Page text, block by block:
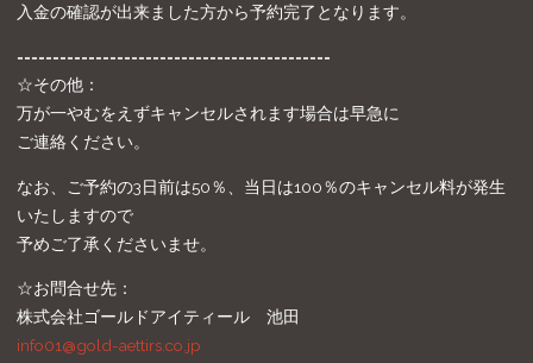
入金の確認が出来ました方から予約完了となります。
============================================
☆その他：
万が一やむをえずキャンセルされます場合は早急に
ご連絡ください。
なお、ご予約の3日前は50％、当日は100％のキャンセル料が発生
いたしますので
予めご了承くださいませ。
☆お問合せ先：
株式会社ゴールドアイティール 池田
info01@gold-aettirs.co.jp